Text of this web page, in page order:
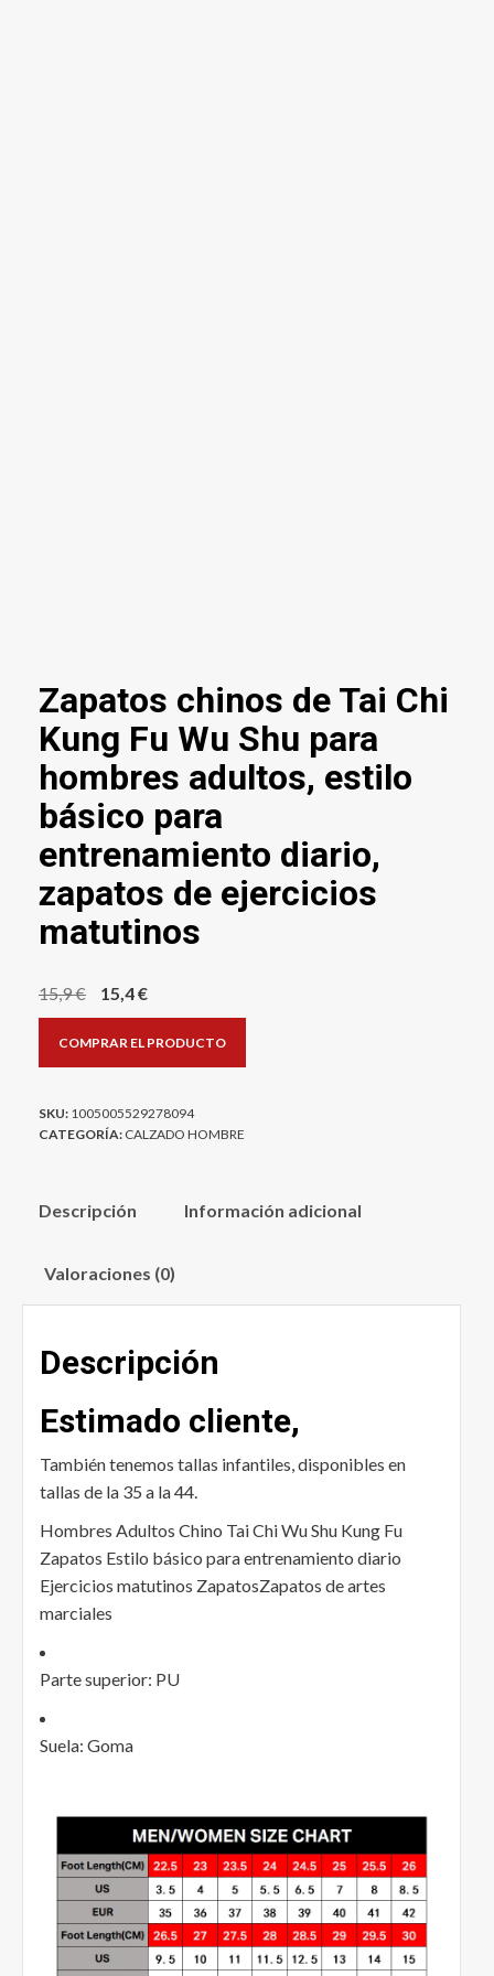
Zapatos chinos de Tai Chi
Kung Fu Wu Shu para
hombres adultos, estilo
básico para
entrenamiento diario,
zapatos de ejercicios
matutinos
15,9€
El
precio
original
15,4€El
precio
actual
COMPRAR EL PRODUCTO
SKU: 1005005529278094
CATEGORÍA: CALZADO HOMBRE
Descripción Información adicional
Valoraciones (0)
Descripción
Estimado cliente,
También tenemos tallas infantiles, disponibles en
tallas de la 35 a la 44.
Hombres Adultos Chino Tai Chi Wu Shu Kung Fu
Zapatos Estilo básico para entrenamiento diario
Ejercicios matutinos ZapatosZapatos de artes
marciales
Parte superior: PU
Suela: Goma